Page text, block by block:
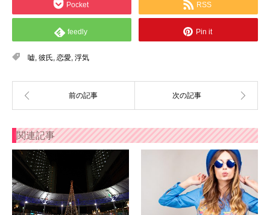
Pocket RSS
feedly Pin it
嘘 彼氏 恋愛 浮気
関連記事